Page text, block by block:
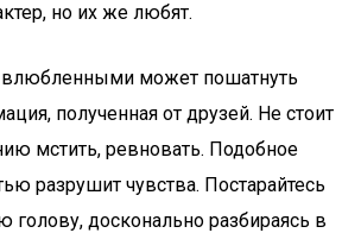
но их же любят.
может пошатнуть
полученная от друзей. Не стоит
мстить, ревновать. Подобное
разрушит чувства. Постарайтесь
голову, досконально разбираясь в